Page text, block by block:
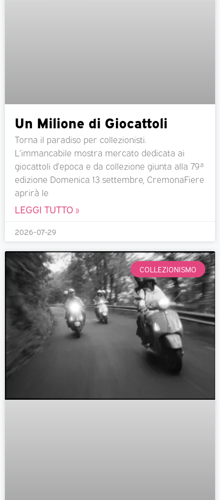
Un Milione di Giocattoli
Torna il paradiso per collezionisti.
L’immancabile mostra mercato dedicata ai
giocattoli d’epoca e da collezione giunta alla 79ª
edizione Domenica 13 settembre, CremonaFiere
aprirà le
LEGGI TUTTO »
2026-07-29
COLLEZIONISMO